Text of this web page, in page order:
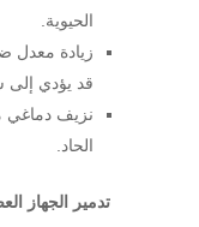
الحيوية.
زيادة معدل
قد يؤدي إلى
نزيف دماغي
الحاد.
تدمير الجهاز